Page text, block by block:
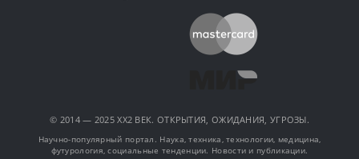
© 2014 — 2025 XX2 ВЕК. ОТКРЫТИЯ, ОЖИДАНИЯ, УГРОЗЫ.
Научно-популярный портал. Наука, техника, технологии, медицина,
футурология, социальные тенденции. Новости и публикации.